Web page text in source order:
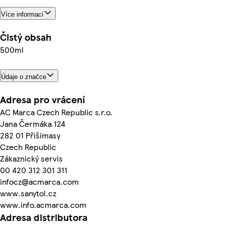
Více informací
Čistý obsah
500ml
Údaje o značce
Adresa pro vrácení
AC Marca Czech Republic s.r.o.
Jana Čermáka 124
282 01 Přišimasy
Czech Republic
Zákaznický servis
00 420 312 301 311
infocz@acmarca.com
www.sanytol.cz
www.info.acmarca.com
Adresa distributora